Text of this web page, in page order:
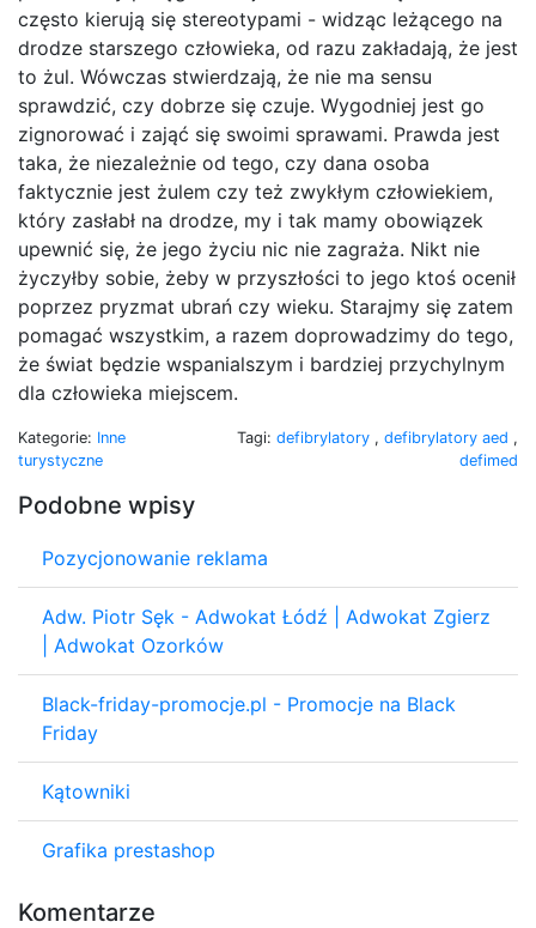
często kierują się stereotypami - widząc leżącego na
drodze starszego człowieka, od razu zakładają, że jest
to żul. Wówczas stwierdzają, że nie ma sensu
sprawdzić, czy dobrze się czuje. Wygodniej jest go
zignorować i zająć się swoimi sprawami. Prawda jest
taka, że niezależnie od tego, czy dana osoba
faktycznie jest żulem czy też zwykłym człowiekiem,
który zasłabł na drodze, my i tak mamy obowiązek
upewnić się, że jego życiu nic nie zagraża. Nikt nie
życzyłby sobie, żeby w przyszłości to jego ktoś ocenił
poprzez pryzmat ubrań czy wieku. Starajmy się zatem
pomagać wszystkim, a razem doprowadzimy do tego,
że świat będzie wspanialszym i bardziej przychylnym
dla człowieka miejscem.
Kategorie: Inne
turystyczne
Tagi: defibrylatory , defibrylatory aed ,
defimed
Podobne wpisy
Pozycjonowanie reklama
Adw. Piotr Sęk - Adwokat Łódź | Adwokat Zgierz
| Adwokat Ozorków
Black-friday-promocje.pl - Promocje na Black
Friday
Kątowniki
Grafika prestashop
Komentarze